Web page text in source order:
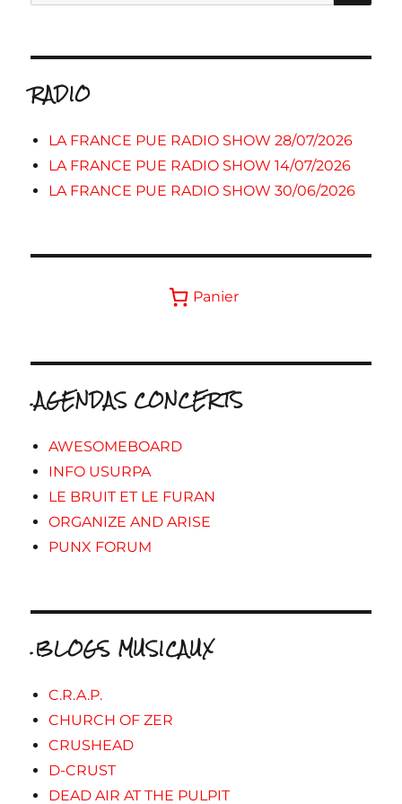
pour :
RADIO
LA FRANCE PUE RADIO SHOW 28/07/2026
LA FRANCE PUE RADIO SHOW 14/07/2026
LA FRANCE PUE RADIO SHOW 30/06/2026
Panier
.AGENDAS CONCERTS
AWESOMEBOARD
INFO USURPA
LE BRUIT ET LE FURAN
ORGANIZE AND ARISE
PUNX FORUM
.BLOGS MUSICAUX
C.R.A.P.
CHURCH OF ZER
CRUSHEAD
D-CRUST
DEAD AIR AT THE PULPIT